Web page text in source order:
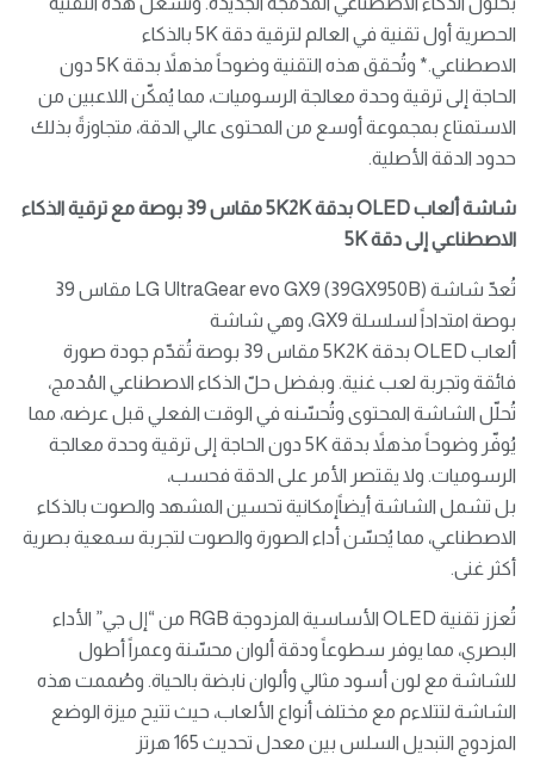
الحصرية أول تقنية في العالم لترقية دقة 5K بالذكاء
الاصطناعي.* وتُحقق هذه التقنية وضوحاً مذهلاً بدقة 5K دون
الحاجة إلى ترقية وحدة معالجة الرسوميات، مما يُمكّن اللاعبين من
الاستمتاع بمجموعة أوسع من المحتوى عالي الدقة، متجاوزةً بذلك
حدود الدقة الأصلية.
شاشة ألعابOLEDبدقة5K2K
مقاس 39 بوصة مع ترقية الذكاء
الاصطناعي إلى دقة5K
تُعدّ شاشة LG UltraGear evo GX9 (39GX950B) مقاس 39
بوصة امتداداً لسلسلة GX9، وهي شاشة
ألعاب OLED بدقة 5K2K مقاس 39 بوصة تُقدّم جودة صورة
فائقة وتجربة لعب غنية. وبفضل حلّ الذكاء الاصطناعي المُدمج،
تُحلّل الشاشة المحتوى وتُحسّنه في الوقت الفعلي قبل عرضه، مما
يُوفّر وضوحاً مذهلاً بدقة 5K دون الحاجة إلى ترقية وحدة معالجة
الرسوميات. ولا يقتصر الأمر على الدقة فحسب،
بل تشمل الشاشة أيضاًإمكانية تحسين المشهد والصوت بالذكاء
الاصطناعي، مما يُحسّن أداء الصورة والصوت لتجربة سمعية بصرية
أكثر غنى.
تُعزز تقنية OLED الأساسية المزدوجة RGB من “إل جي” الأداء
البصري، مما يوفر سطوعاً ودقة ألوان محسّنة وعمراً أطول
للشاشة مع لون أسود مثالي وألوان نابضة بالحياة. وصُممت هذه
الشاشة لتتلاءم مع مختلف أنواع الألعاب، حيث تتيح ميزة الوضع
المزدوج التبديل السلس بين معدل تحديث 165 هرتز